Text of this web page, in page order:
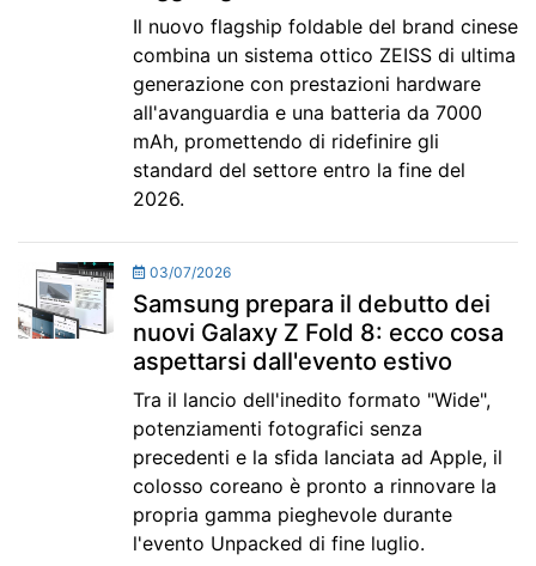
Il nuovo flagship foldable del brand cinese
combina un sistema ottico ZEISS di ultima
generazione con prestazioni hardware
all'avanguardia e una batteria da 7000
mAh, promettendo di ridefinire gli
standard del settore entro la fine del
2026.
03/07/2026
Samsung prepara il debutto dei
nuovi Galaxy Z Fold 8: ecco cosa
aspettarsi dall'evento estivo
Tra il lancio dell'inedito formato "Wide",
potenziamenti fotografici senza
precedenti e la sfida lanciata ad Apple, il
colosso coreano è pronto a rinnovare la
propria gamma pieghevole durante
l'evento Unpacked di fine luglio.